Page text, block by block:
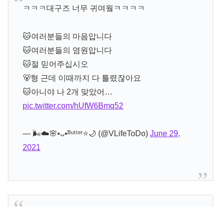
ㅋㅋㅋ대구즈 너무 귀여웤ㅋㅋㅋㅋ
🐱여러분들의 마음압니다
🐱여러분들의 염원압니다
🐱절 믿어주십시오
🐻형 근데 이때까지 다 틀렸잖아요
🐱아니야 나 2개 맞았어…
pic.twitter.com/hUfW6Bmq52
— 🌬☁️🌸•ᴗ•ᴮᵘᵗᵗᵉʳ⭐🌙 (@VLifeToDo) June 29,
2021